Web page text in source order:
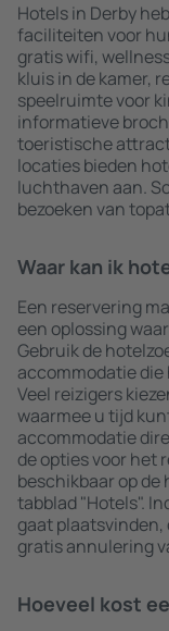
Hotels in Derby
faciliteiten voor
gratis wifi,
kluis in de kamer,
speelruimte voor
informatieve
toeristische
locaties bieden
luchthaven aan.
bezoeken van
Waar kan ik
Een reservering
een oplossing
Gebruik de
accommodatie
Veel reizigers
waarmee u tijd
accommodatie
de opties voor het
beschikbaar op de
tabblad "Hotels".
gaat
gratis annulering
Hoeveel kost